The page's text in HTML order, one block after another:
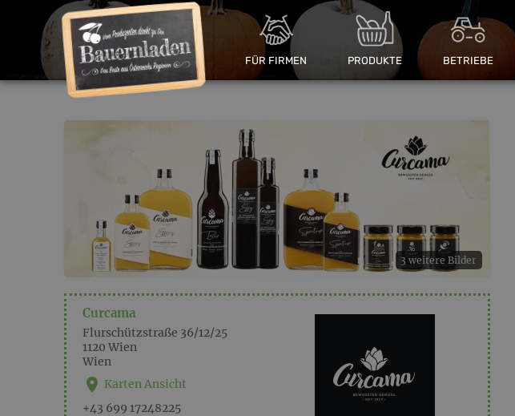
FÜR FIRMEN PRODUKTE BETRIEBE
3 weitere Bilder
Curcama
Flurschützstraße 36/12/25
1120 Wien
Wien
Karten Ansicht
+43 699 17248225